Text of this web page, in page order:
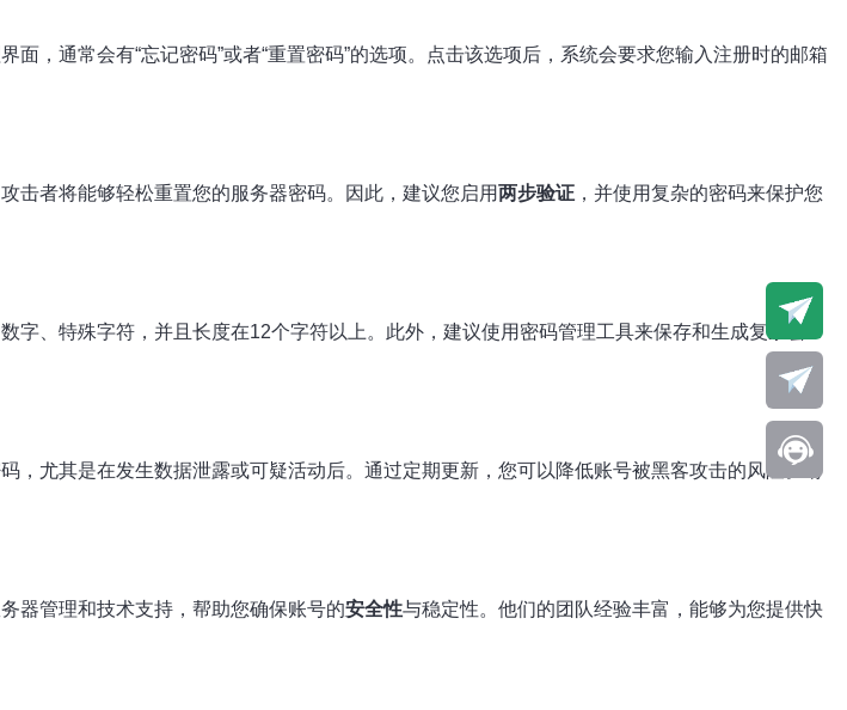
，通常会有“忘记密码”或者“重置密码”的选项。点击该选项后，系统会要求您输入注册时的邮箱
击者将能够轻松重置您的服务器密码。因此，建议您启用两步验证 ，并使用复杂的密码来保护您
字、特殊字符，并且长度在12个字符以上。此外，建议使用密码管理工具来保存和生成复杂密
尤其是在发生数据泄露或可疑活动后。通过定期更新，您可以降低账号被黑客攻击的风险。请
器管理和技术支持，帮助您确保账号的安全性与稳定性。他们的团队经验丰富，能够为您提供快